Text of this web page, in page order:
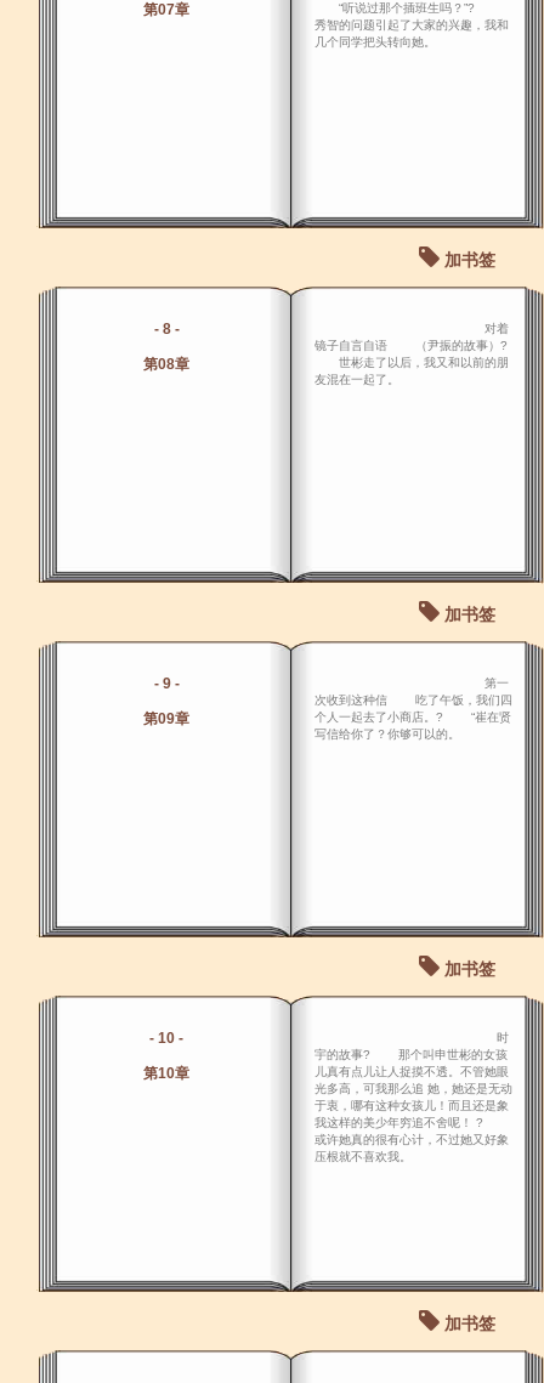
第07章
“听说过那个插班生吗？”?
秀智的问题引起了大家的兴趣，我和
几个同学把头转向她。
加书签
- 8 -
第08章
对着
镜子自言自语 （尹振的故事）?
世彬走了以后，我又和以前的朋
友混在一起了。
加书签
- 9 -
第09章
第一
次收到这种信 吃了午饭，我们四
个人一起去了小商店。? “崔在贤
写信给你了？你够可以的。
加书签
- 10 -
第10章
时
宇的故事? 那个叫申世彬的女孩
儿真有点儿让人捉摸不透。不管她眼
光多高，可我那么追 她，她还是无动
于衷，哪有这种女孩儿！而且还是象
我这样的美少年穷追不舍呢！ ?
或许她真的很有心计，不过她又好象
压根就不喜欢我。
加书签